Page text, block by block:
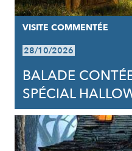
VISITE COMMENTÉE
28/10/2026
BALADE
SPÉCIAL